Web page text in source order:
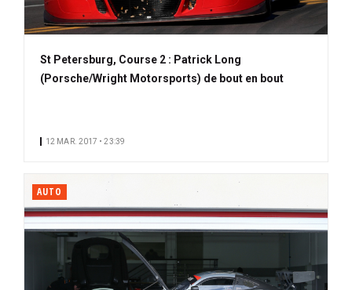
St Petersburg, Course 2 : Patrick Long
(Porsche/Wright Motorsports) de bout en bout
12 MAR. 2017 • 23:39
AUTO